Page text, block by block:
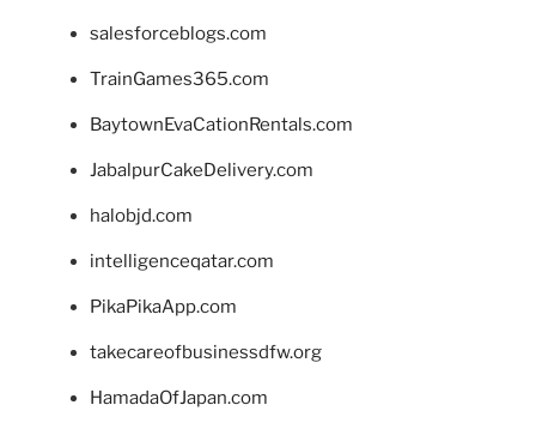
salesforceblogs.com
TrainGames365.com
BaytownEvaCationRentals.com
JabalpurCakeDelivery.com
halobjd.com
intelligenceqatar.com
PikaPikaApp.com
takecareofbusinessdfw.org
HamadaOfJapan.com